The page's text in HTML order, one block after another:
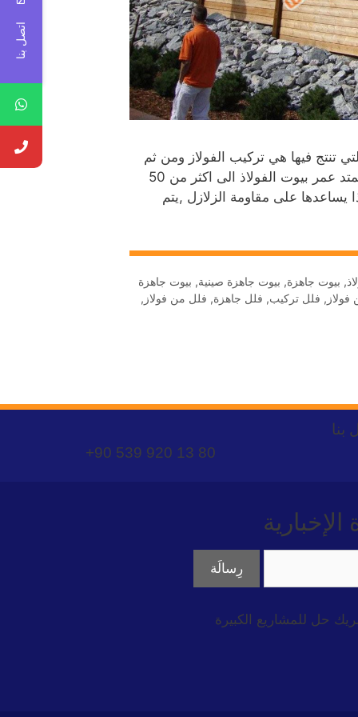
تنتج فيها هي تركيب الفولاز ومن ثم
تركيب الالواح الاسمنتية فوقها التي تمتلك عازل حرارة وصوت يمتد عمر بيوت الفولاذ الى اكثر من 50
يساعدها على مقاومة الزلازل ,يتم
, بيوت جاهزة, بيوت جاهزة صينية‏, بيوت جاهزة
, فلل تركيب, فلل جاهزة, فلل من فولاز ,
بنا
+90 539 920 13 80
حل للمشاريع الكبيرة
اتصل بنا